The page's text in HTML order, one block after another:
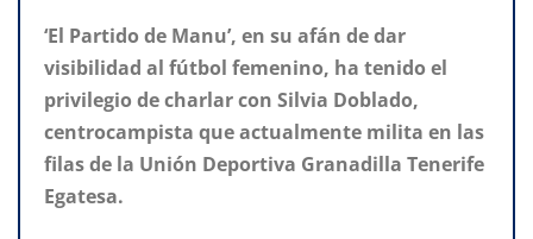
‘El Partido de Manu’, en su afán de dar
visibilidad al fútbol femenino, ha tenido el
privilegio de charlar con Silvia Doblado,
centrocampista que actualmente milita en las
filas de la Unión Deportiva Granadilla Tenerife
Egatesa.